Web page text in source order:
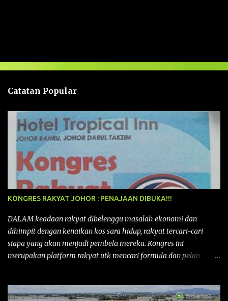
a
n
Catatan Popular
KONGRES RAKYAT JOHOR : PENAJAAN DIBUKA!!!
DALAM keadaan rakyat dibelenggu masalah ekonomi dan
dihimpit dengan kenaikan kos sara hidup, rakyat tercari-cari
siapa yang akan menjadi pembela mereka. Kongres ini
merupakan platform rakyat utk mencari formula dan pelan
pertama yang telah diadakan pada 12 September 2015 di Shah